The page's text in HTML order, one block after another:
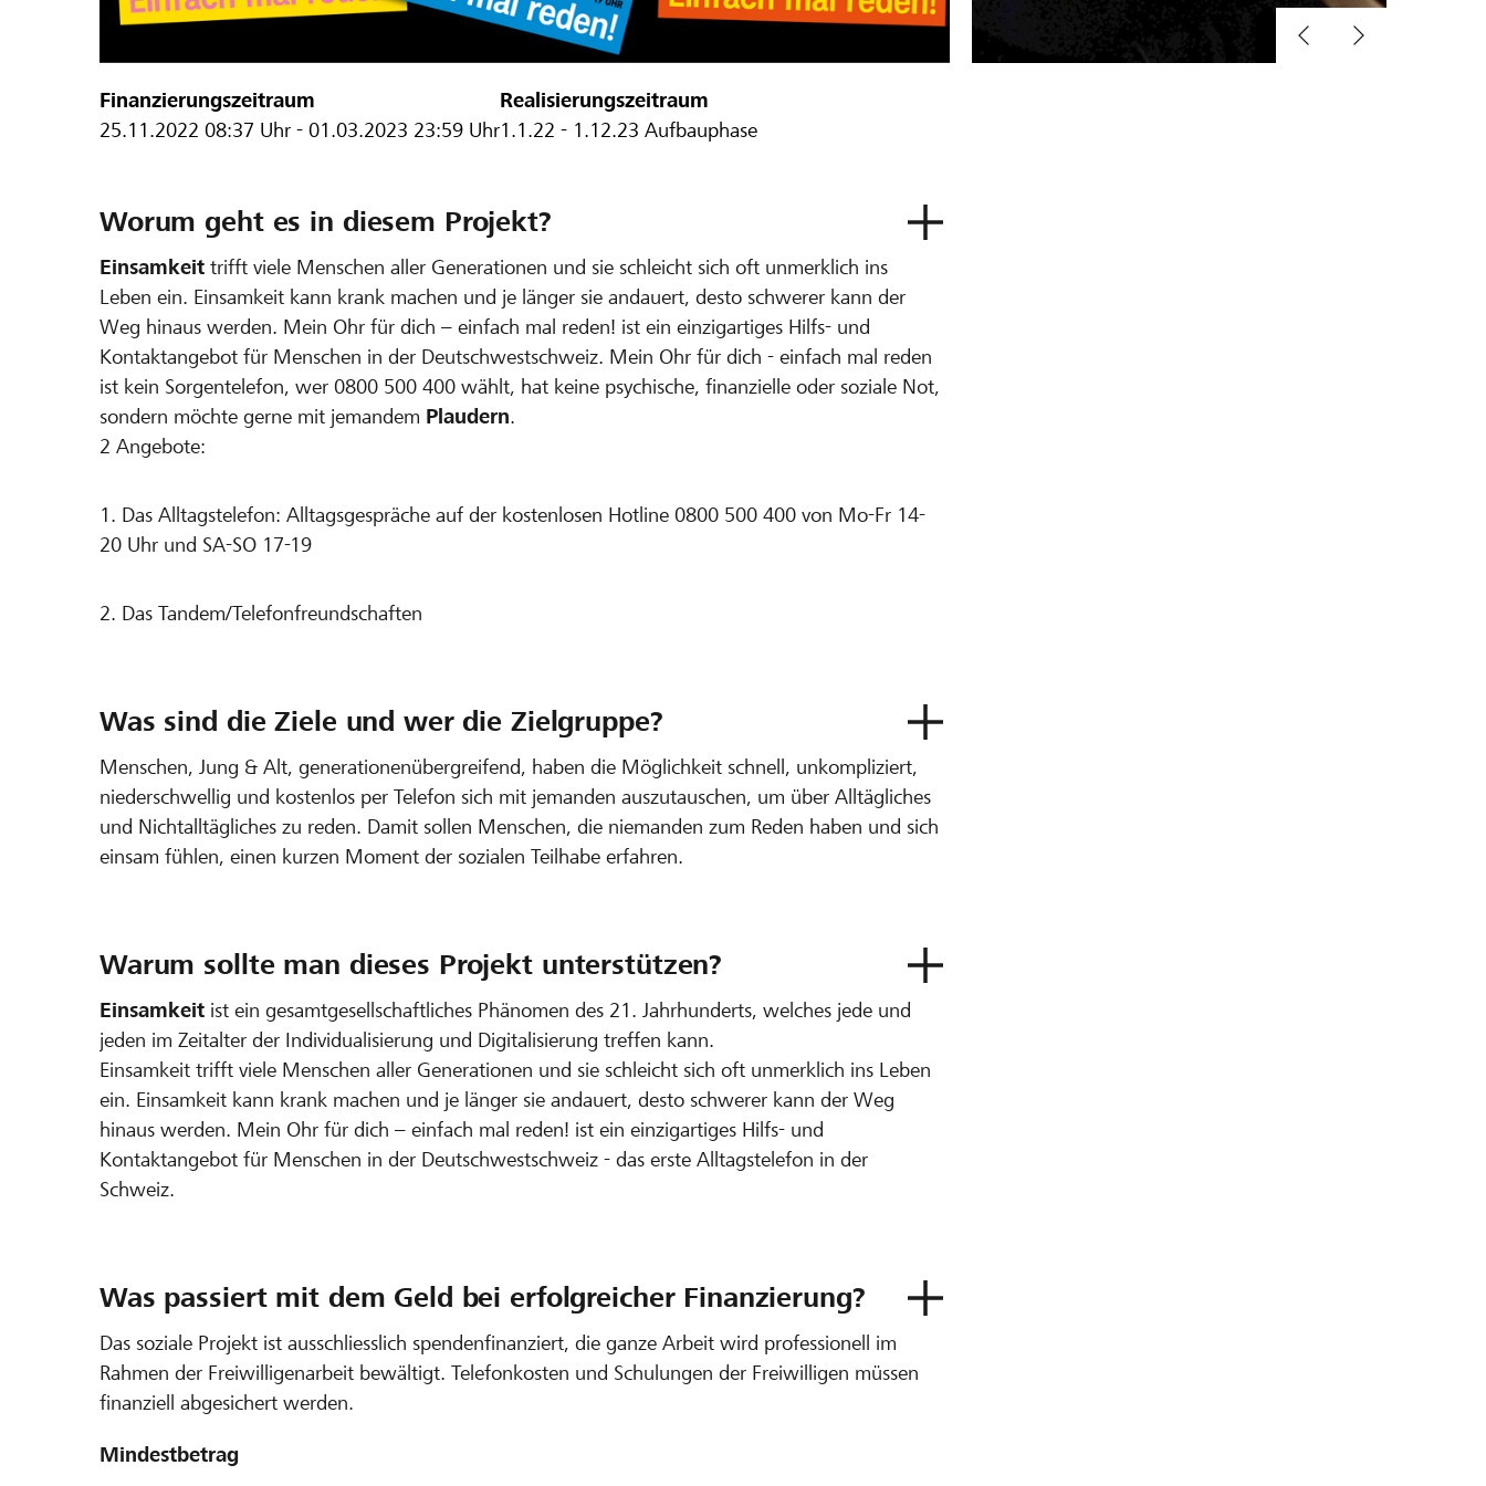
Finanzierungszeitraum
25.11.2022 08:37 Uhr - 01.03.2023 23:59 Uhr
Realisierungszeitraum
1.1.22 - 1.12.23 Aufbauphase
Worum geht es in diesem Projekt?
Einsamkeit trifft viele Menschen aller Generationen und sie schleicht sich oft unmerklich ins
Leben ein. Einsamkeit kann krank machen und je länger sie andauert, desto schwerer kann der
Weg hinaus werden. Mein Ohr für dich – einfach mal reden! ist ein einzigartiges Hilfs- und
Kontaktangebot für Menschen in der Deutschwestschweiz. Mein Ohr für dich - einfach mal reden
ist kein Sorgentelefon, wer 0800 500 400 wählt, hat keine psychische, finanzielle oder soziale Not,
sondern möchte gerne mit jemandem Plaudern.
2 Angebote:
1. Das Alltagstelefon: Alltagsgespräche auf der kostenlosen Hotline 0800 500 400 von Mo-Fr 14-
20 Uhr und SA-SO 17-19
2. Das Tandem/Telefonfreundschaften
Was sind die Ziele und wer die Zielgruppe?
Menschen, Jung & Alt, generationenübergreifend, haben die Möglichkeit schnell, unkompliziert,
niederschwellig und kostenlos per Telefon sich mit jemanden auszutauschen, um über Alltägliches
und Nichtalltägliches zu reden. Damit sollen Menschen, die niemanden zum Reden haben und sich
einsam fühlen, einen kurzen Moment der sozialen Teilhabe erfahren.
Warum sollte man dieses Projekt unterstützen?
Einsamkeit ist ein gesamtgesellschaftliches Phänomen des 21. Jahrhunderts, welches jede und
jeden im Zeitalter der Individualisierung und Digitalisierung treffen kann.
Einsamkeit trifft viele Menschen aller Generationen und sie schleicht sich oft unmerklich ins Leben
ein. Einsamkeit kann krank machen und je länger sie andauert, desto schwerer kann der Weg
hinaus werden. Mein Ohr für dich – einfach mal reden! ist ein einzigartiges Hilfs- und
Kontaktangebot für Menschen in der Deutschwestschweiz - das erste Alltagstelefon in der
Schweiz.
Was passiert mit dem Geld bei erfolgreicher Finanzierung?
Das soziale Projekt ist ausschliesslich spendenfinanziert, die ganze Arbeit wird professionell im
Rahmen der Freiwilligenarbeit bewältigt. Telefonkosten und Schulungen der Freiwilligen müssen
finanziell abgesichert werden.
Mindestbetrag